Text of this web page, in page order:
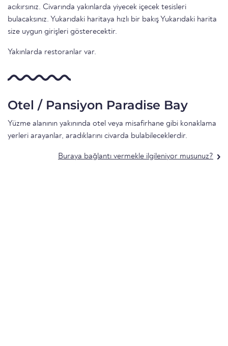
acıkırsınız. Civarında yakınlarda yiyecek içecek tesisleri
bulacaksınız. Yukarıdaki haritaya hızlı bir bakış Yukarıdaki harita
size uygun girişleri gösterecektir.
Yakınlarda restoranlar var.
Otel / Pansiyon Paradise Bay
Yüzme alanının yakınında otel veya misafirhane gibi konaklama
yerleri arayanlar, aradıklarını civarda bulabileceklerdir.
Buraya bağlantı vermekle ilgileniyor musunuz?